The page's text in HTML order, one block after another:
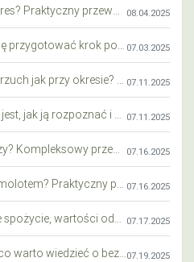
08.04.2025
07.03.2025
07.11.2025
07.11.2025
07.16.2025
07.16.2025
07.17.2025
07.19.2025